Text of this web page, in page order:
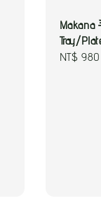
Tray/
Regular
NT$ 980